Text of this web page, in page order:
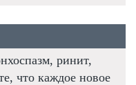
ринит,
что каждое новое